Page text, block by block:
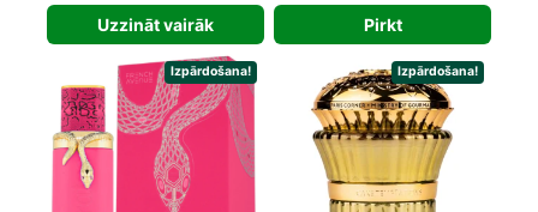
Uzzināt vairāk
was:
220,00 €.
is:
190,18
Pirkt
Izpārdošana! Izpārdošana!